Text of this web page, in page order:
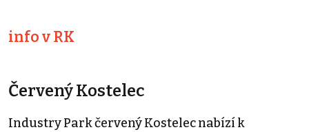
info v RK
Červený Kostelec
Industry Park červený Kostelec nabízí k